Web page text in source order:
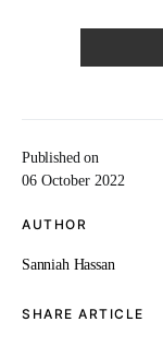
Published on
06 October 2022
AUTHOR
Sanniah Hassan
SHARE ARTICLE